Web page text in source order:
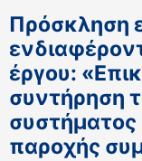
Πρόσκληση
έργου:
συντήρηση
παροχής